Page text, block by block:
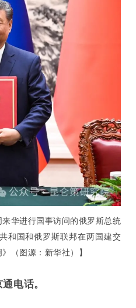
华进行国事访问的俄罗斯总统
和国和俄罗斯联邦在两国建交
（图源： 新华社） 】
电话。